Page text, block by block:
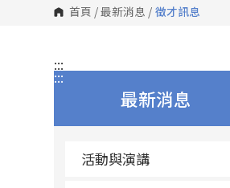
首頁 /最新消息 / 徵才訊息
:::
最新消息
活動與演講
:::